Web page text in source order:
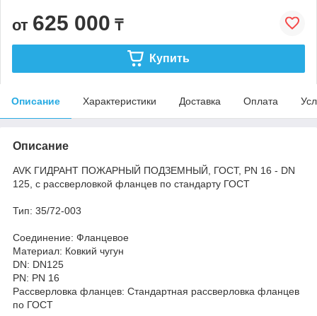
от 625 000 ₸
Купить
Описание Характеристики Доставка Оплата
Описание
AVK ГИДРАНТ ПОЖАРНЫЙ ПОДЗЕМНЫЙ, ГОСТ, PN 16 - DN
125, с рассверловкой фланцев по стандарту ГОСТ
Тип: 35/72-003
Соединение: Фланцевое
Материал: Ковкий чугун
DN: DN125
PN: PN 16
Рассверловка фланцев: Стандартная рассверловка фланцев
по ГОСТ